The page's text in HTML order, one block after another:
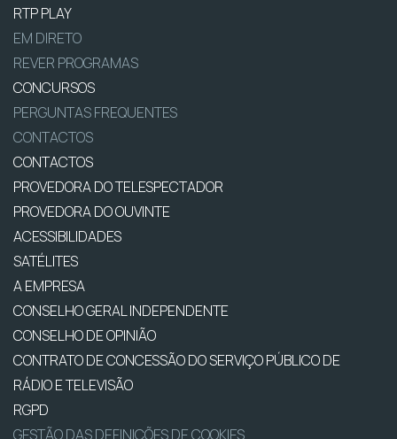
RTP PLAY
EM DIRETO
REVER PROGRAMAS
CONCURSOS
PERGUNTAS FREQUENTES
CONTACTOS
CONTACTOS
PROVEDORA DO TELESPECTADOR
PROVEDORA DO OUVINTE
ACESSIBILIDADES
SATÉLITES
A EMPRESA
CONSELHO GERAL INDEPENDENTE
CONSELHO DE OPINIÃO
CONTRATO DE CONCESSÃO DO SERVIÇO PÚBLICO DE
RÁDIO E TELEVISÃO
RGPD
GESTÃO DAS DEFINIÇÕES DE COOKIES